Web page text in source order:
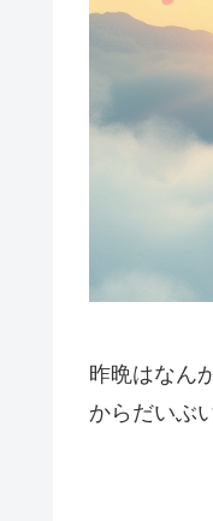
昨晩はなん
からだいぶ